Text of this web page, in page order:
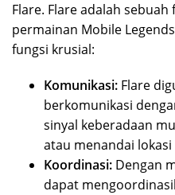
Flare. Flare adalah
permainan Mobile
fungsi krusial:
Komunikasi: Flare
berkomunikasi
sinyal keberadaan
atau menandai
Koordinasi: Dengan
dapat